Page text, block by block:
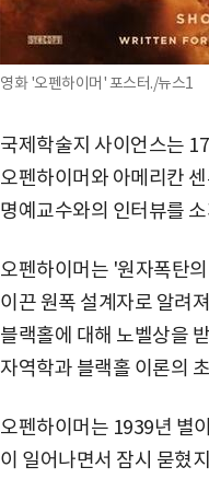
영화 '오펜하이머' 포스터./뉴스1
국제학술지 사이언스는
오펜하이머와 아메리칸
명예교수와의 인터뷰를
오펜하이머는 '원자폭탄
이끈 원폭 설계자로 알려
블랙홀에 대해 노벨상을
자역학과 블랙홀 이론의
오펜하이머는 1939년 별
이 일어나면서 잠시 묻혔